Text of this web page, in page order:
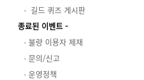
길드 퀴즈 게시판
종료된 이벤트
불량 이용자 제재
문의/신고
운영정책